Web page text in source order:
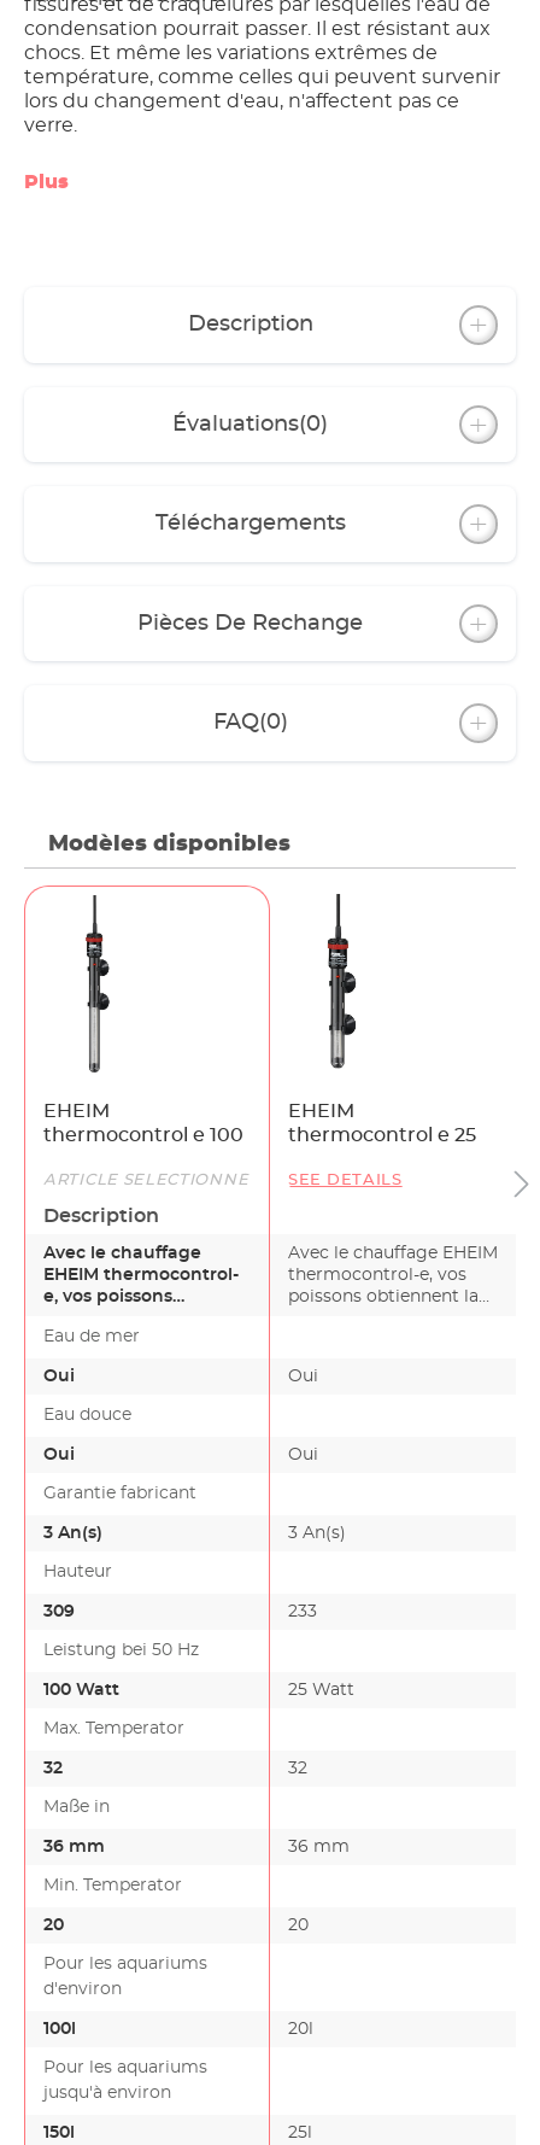
fissures et de craquelures par lesquelles l'eau de
condensation pourrait passer. Il est résistant aux
chocs. Et même les variations extrêmes de
température, comme celles qui peuvent survenir
lors du changement d'eau, n'affectent pas ce
verre.
Plus
Description
Évaluations(0)
Téléchargements
Pièces De Rechange
FAQ(0)
Modèles disponibles
EHEIM
thermocontrol e 100
EHEIM
thermocontrol e 25
ARTICLE SÉLECTIONNÉ SEE DETAILS
Description
Avec le chauffage
EHEIM thermocontrol-
e, vos poissons
températur…
Avec le chauffage EHEIM
thermocontrol-e, vos
poissons obtiennent la
Eau de mer
Oui Oui
Eau douce
Oui Oui
Garantie fabricant
3 An(s) 3 An(s)
Hauteur
309 233
Leistung bei 50 Hz
100 Watt 25 Watt
Max. Temperator
32 32
Maße in
36 mm 36 mm
Min. Temperator
20 20
Pour les aquariums
d'environ
100l 20l
Pour les aquariums
jusqu'à environ
150l 25l